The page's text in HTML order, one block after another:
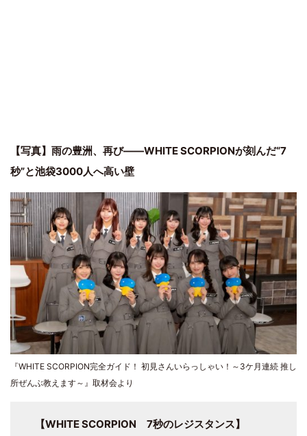
【写真】雨の豊洲、再び――WHITE SCORPIONが刻んだ“7
秒”と池袋3000人へ高い壁
『WHITE SCORPION完全ガイド！ 初見さんいらっしゃい！～3ケ月連続 推し
所ぜんぶ教えます～』取材会より
【WHITE SCORPION 7秒のレジスタンス】